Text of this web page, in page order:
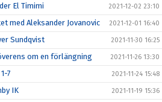
El Timimi 2021-12-02 23:10
med Aleksander Jovanovic 2021-12-01 16:40
Sundqvist 2021-11-30 16:25
om en förlängning 2021-11-26 13:30
7 2021-11-24 15:48
IK 2021-11-19 15:36